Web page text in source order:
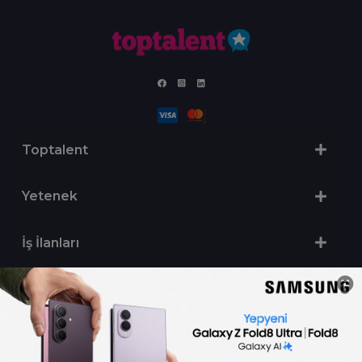
Toptalent
Yetenek
İş İlanları
Sertifika Programları
Yetenek Testleri